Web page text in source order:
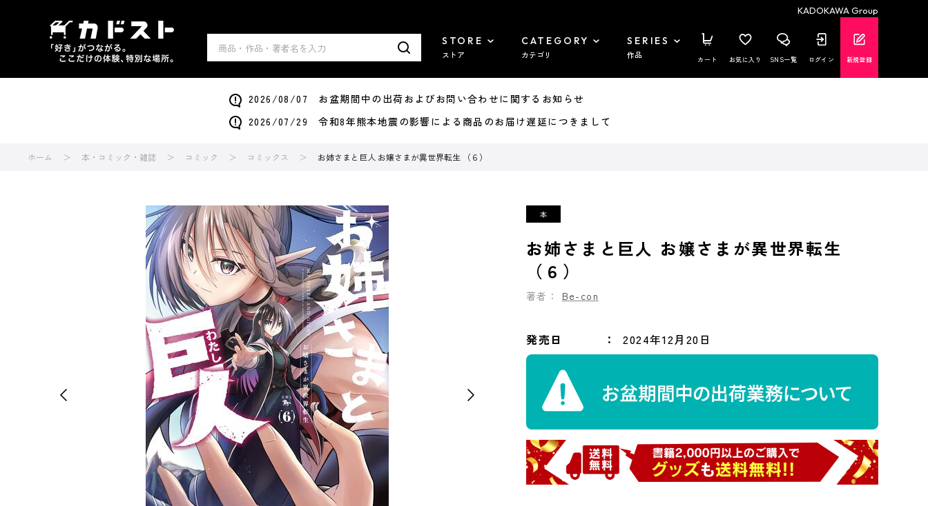
KADOKAWA Group
STORE
ストア
CATEGORY
カテゴリ
SERIES
作品 カート お気に入り SNS一覧 ログイン 新規登録
2026/08/07 お盆期間中の出荷およびお問い合わせに関するお知らせ
2026/07/29 令和8年熊本地震の影響による商品のお届け遅延につきまして
ホーム 本・コミック・雑誌 コミック コミックス お姉さまと巨人 お嬢さまが異世界転生 （６）
お姉さまと巨人 お嬢さまが異世界転生
（６）
著者： Be-con
発売日 2024年12月20日